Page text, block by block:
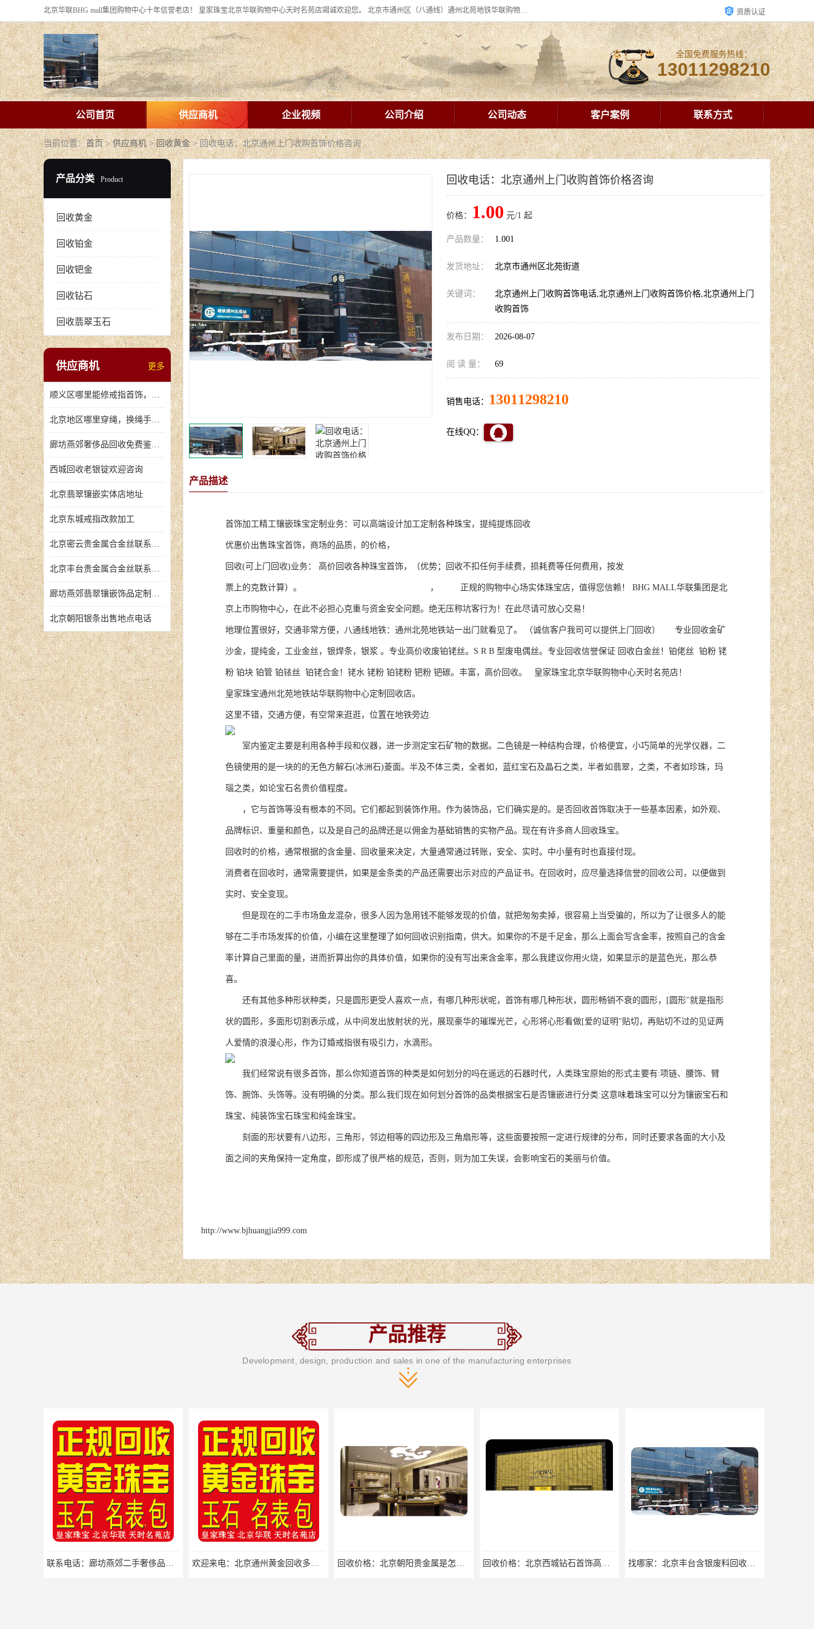
北京华联BHG mall集团购物中心十年信誉老店！ 皇家珠宝北京华联购物中心天时名苑店竭诚欢迎您。 北京市通州区（八通线）通州北苑地铁华联购物中心一层皇家珠宝 北京皇家珠宝通州黄金回收黄金首饰加工店（八通线: 通州北苑地铁华联店）：通州区通州北苑地铁华联购物中心一层皇家珠宝。 资质认证
全国免费服务热线：
13011298210
公司首页 供应商机 企业视频 公司介绍 公司动态 客户案例 联系方式
当前位置： 首页>供应商机 >回收黄金> 回收电话：北京通州上门收购首饰价格咨询
产品分类 Product
回收黄金
回收铂金
回收钯金
回收钻石
回收翡翠玉石
供应商机 更多
顺义区哪里能修戒指首饰，爪断裂了
北京地区哪里穿绳，换绳手串的地方
廊坊燕郊奢侈品回收免费鉴定，无手续费回收价格
西城回收老银锭欢迎咨询
北京翡翠镶嵌实体店地址
北京东城戒指改款加工
北京密云贵金属合金丝联系地址
北京丰台贵金属合金丝联系地址
廊坊燕郊翡翠镶嵌饰品定制店铺
北京朝阳银条出售地点电话
回收电话：北京通州上门收购首饰价格咨询
价格： 1.00 元/1 起
产品数量： 1.001
发货地址： 北京市通州区北苑街道
关键词：
北京通州上门收购首饰电话,北京通州上门收购首饰价格,北京通州上门
收购首饰
发布日期： 2026-08-07
阅 读 量： 69
销售电话： 13011298210
在线QQ：
产品描述
首饰加工精工镶嵌珠宝定制业务：可以高端设计加工定制各种珠宝，提纯提炼回收
优惠价出售珠宝首饰，商场的品质，的价格，
回收(可上门回收)业务： 高价回收各种珠宝首饰，（优势；回收不扣任何手续费，损耗费等任何费用，按发
票上的克数计算）。 ， 正规的购物中心场实体珠宝店，值得您信赖！ BHG MALL华联集团是北
京上市购物中心，在此不必担心克重与资金安全问题。绝无压称坑客行为！在此尽请可放心交易！
地理位置很好，交通非常方便，八通线地铁：通州北苑地铁站一出门就看见了。 （诚信客户我司可以提供上门回收） 专业回收金矿
沙金，提纯金，工业金丝，银焊条，银浆 。专业高价收废铂铑丝。S R B 型废电偶丝。专业回收信誉保证 回收白金丝！铂佬丝 铂粉 铑
粉 铂块 铂管 铂铱丝 铂铑合金！铑水 铑粉 铂铑粉 钯粉 钯碳。丰富，高价回收。 皇家珠宝北京华联购物中心天时名苑店！
皇家珠宝通州北苑地铁站华联购物中心定制回收店。
这里不错，交通方便，有空常来逛逛，位置在地铁旁边.
室内鉴定主要是利用各种手段和仪器，进一步测定宝石矿物的数据。二色镜是一种结构合理，价格便宜，小巧简单的光学仪器，二
色镜使用的是一块的的无色方解石(冰洲石)菱面。半及不体三类，全者如，蓝红宝石及晶石之类，半者如翡翠，之类，不者如珍珠，玛
瑙之类，如论宝石名贵价值程度。
，它与首饰等没有根本的不同。它们都起到装饰作用。作为装饰品，它们确实是的。是否回收首饰取决于一些基本因素，如外观、
品牌标识、重量和颜色，以及是自己的品牌还是以佣金为基础销售的实物产品。现在有许多商人回收珠宝。
回收时的价格，通常根据的含金量、回收量来决定，大量通常通过转账，安全、实时。中小量有时也直接付现。
消费者在回收时，通常需要提供，如果是金条类的产品还需要出示对应的产品证书。在回收时，应尽量选择信誉的回收公司，以便做到
实时、安全变现。
但是现在的二手市场鱼龙混杂，很多人因为急用钱不能够发现的价值，就把匆匆卖掉，很容易上当受骗的，所以为了让很多人的能
够在二手市场发挥的价值，小编在这里整理了如何回收识别指南，供大。如果你的不是千足金，那么上面会写含金率，按照自己的含金
率计算自己里面的量，进而折算出你的具体价值，如果你的没有写出来含金率，那么我建议你用火烧，如果显示的是蓝色光，那么恭
喜。
还有其他多种形状种类，只是圆形更受人喜欢一点，有哪几种形状呢，首饰有哪几种形状，圆形畅销不衰的圆形，[圆形"就是指形
状的圆形，多面形切割表示成，从中间发出放射状的光，展现豪华的璀璨光芒，心形将心形看做[爱的证明"贴切，再贴切不过的见证两
人爱情的浪漫心形，作为订婚戒指很有吸引力，水滴形。
我们经常说有很多首饰，那么你知道首饰的种类是如何划分的吗在遥远的石器时代，人类珠宝原始的形式主要有:项链、腰饰、臂
饰、腕饰、头饰等。没有明确的分类。那么我们现在如何划分首饰的品类根据宝石是否镶嵌进行分类:这意味着珠宝可以分为镶嵌宝石和
珠宝、纯装饰宝石珠宝和纯金珠宝。
刻面的形状要有八边形，三角形，邻边相等的四边形及三角扇形等，这些面要按照一定进行规律的分布，同时还要求各面的大小及
面之间的夹角保持一定角度，即形成了很严格的规范，否则，则为加工失误，会影响宝石的美丽与价值。
http://www.bjhuangjia999.com
产品推荐
Development, design, production and sales in one of the manufacturing enterprises
联系电话：廊坊燕郊二手奢侈品回收实体店回收找哪家 欢迎来电：北京通州黄金回收多少钱一克欢迎来电咨询 回收价格：北京朝阳贵金属是怎么回收回收找哪家 回收价格：北京西城钻石首饰高价回收，当场结算回收找哪家 找哪家：北京丰台含银废料回收价格咨询